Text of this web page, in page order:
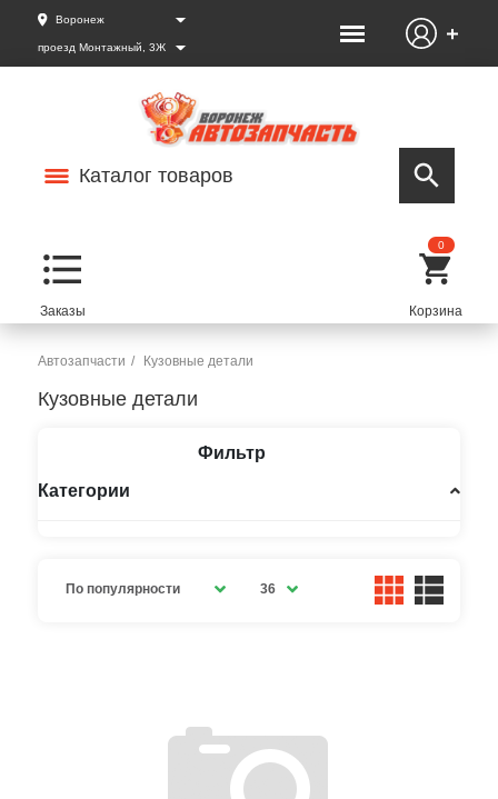
Воронеж
проезд Монтажный, 3Ж
Каталог товаров
0
Автозапчасти Кузовные детали
Кузовные детали
Фильтр
Категории
По популярности 36